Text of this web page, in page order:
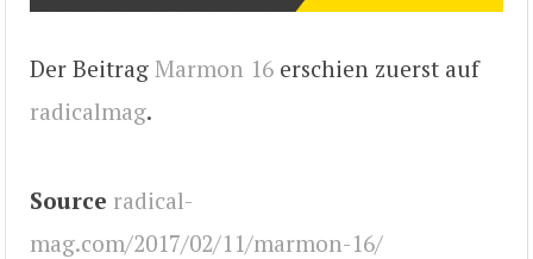
Der Beitrag Marmon 16 erschien zuerst auf
radicalmag.
Source radical-
mag.com/2017/02/11/marmon-16/